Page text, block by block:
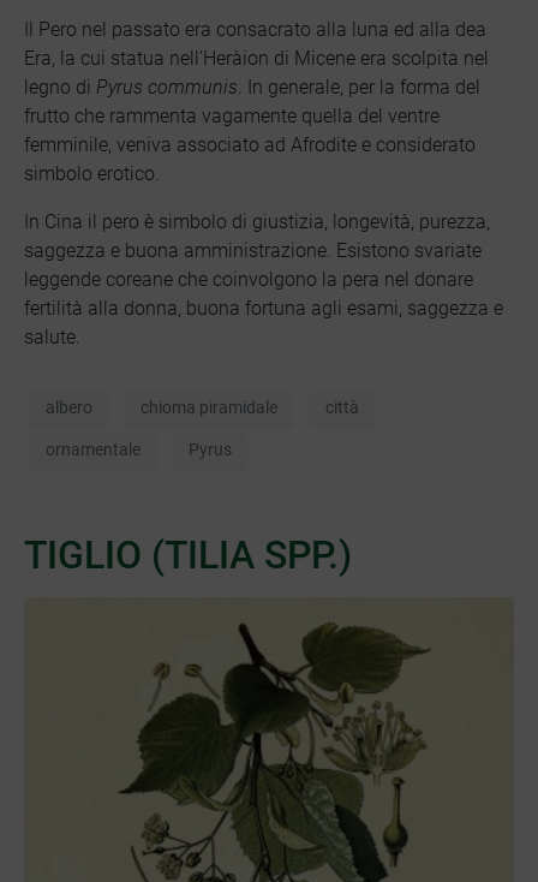
Il Pero nel passato era consacrato alla luna ed alla dea
Era, la cui statua nell’Heràion di Micene era scolpita nel
legno di Pyrus communis . In generale, per la forma del
frutto che rammenta vagamente quella del ventre
femminile, veniva associato ad Afrodite e considerato
simbolo erotico.
In Cina il pero è simbolo di giustizia, longevità, purezza,
saggezza e buona amministrazione. Esistono svariate
leggende coreane che coinvolgono la pera nel donare
fertilità alla donna, buona fortuna agli esami, saggezza e
salute.
albero chioma piramidale città
ornamentale Pyrus
TIGLIO (TILIA SPP.)